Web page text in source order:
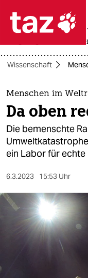

themen
politik
öko
sport
berlin
usa
Wissenschaft
Menschen im
Da oben
Die bemenschte
ein Labor für
6.3.2023 15:53 Uhr